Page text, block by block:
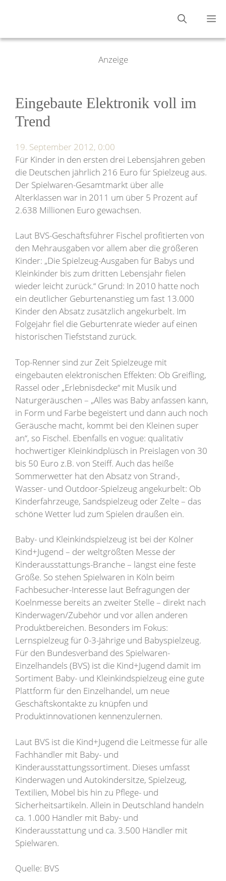
Anzeige
Eingebaute Elektronik voll im
Trend
19. September 2012, 0:00
Für Kinder in den ersten drei Lebensjahren geben
die Deutschen jährlich 216 Euro für Spielzeug aus.
Der Spielwaren-Gesamtmarkt über alle
Alterklassen war in 2011 um über 5 Prozent auf
2.638 Millionen Euro gewachsen.
Laut BVS-Geschäftsführer Fischel profitierten von
den Mehrausgaben vor allem aber die größeren
Kinder: „Die Spielzeug-Ausgaben für Babys und
Kleinkinder bis zum dritten Lebensjahr fielen
wieder leicht zurück.“ Grund: In 2010 hatte noch
ein deutlicher Geburtenanstieg um fast 13.000
Kinder den Absatz zusätzlich angekurbelt. Im
Folgejahr fiel die Geburtenrate wieder auf einen
historischen Tiefststand zurück.
Top-Renner sind zur Zeit Spielzeuge mit
eingebauten elektronischen Effekten: Ob Greifling,
Rassel oder „Erlebnisdecke“ mit Musik und
Naturgeräuschen – „Alles was Baby anfassen kann,
in Form und Farbe begeistert und dann auch noch
Geräusche macht, kommt bei den Kleinen super
an“, so Fischel. Ebenfalls en vogue: qualitativ
hochwertiger Kleinkindplüsch in Preislagen von 30
bis 50 Euro z.B. von Steiff. Auch das heiße
Sommerwetter hat den Absatz von Strand-,
Wasser- und Outdoor-Spielzeug angekurbelt: Ob
Kinderfahrzeuge, Sandspielzeug oder Zelte – das
schöne Wetter lud zum Spielen draußen ein.
Baby- und Kleinkindspielzeug ist bei der Kölner
Kind+Jugend – der weltgrößten Messe der
Kinderausstattungs-Branche – längst eine feste
Größe. So stehen Spielwaren in Köln beim
Fachbesucher-Interesse laut Befragungen der
Koelnmesse bereits an zweiter Stelle – direkt nach
Kinderwagen/Zubehör und vor allen anderen
Produktbereichen. Besonders im Fokus:
Lernspielzeug für 0-3-Jährige und Babyspielzeug.
Für den Bundesverband des Spielwaren-
Einzelhandels (BVS) ist die Kind+Jugend damit im
Sortiment Baby- und Kleinkindspielzeug eine gute
Plattform für den Einzelhandel, um neue
Geschäftskontakte zu knüpfen und
Produktinnovationen kennenzulernen.
Laut BVS ist die Kind+Jugend die Leitmesse für alle
Fachhändler mit Baby- und
Kinderausstattungssortiment. Dieses umfasst
Kinderwagen und Autokindersitze, Spielzeug,
Textilien, Möbel bis hin zu Pflege- und
Sicherheitsartikeln. Allein in Deutschland handeln
ca. 1.000 Händler mit Baby- und
Kinderausstattung und ca. 3.500 Händler mit
Spielwaren.
Quelle: BVS